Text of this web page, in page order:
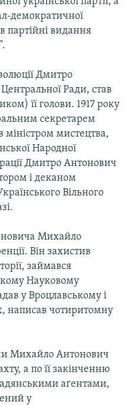
демократичної
партійні видання
Дмитро
Ради, став
її голови. 1917 року
секретарем
міністром мистецтва,
Народної
Дмитро Антонович
і деканом
Вільного
Михайло
Він захистив
займався
Науковому
у Вроцлавському і
написав чотиритомну
Михайло Антонович
а по її закінченню
аґентами,
у